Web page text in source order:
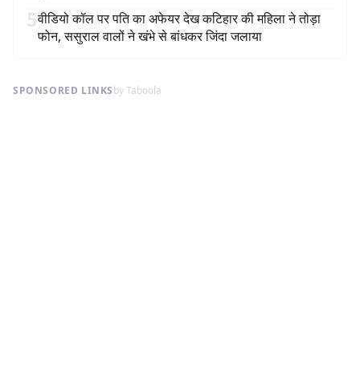
5वीडियो कॉल पर पति का अफेयर देख कटिहार की महिला ने तोड़ा
फोन, ससुराल वालों ने खंभे से बांधकर जिंदा जलाया
SPONSORED LINKSby Taboola